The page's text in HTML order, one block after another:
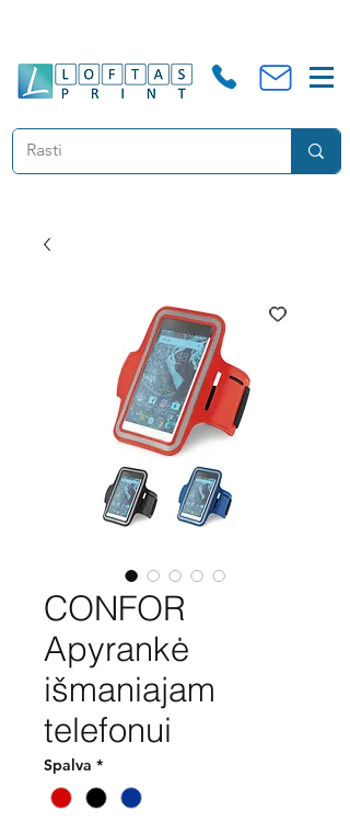
CONFOR
Apyrankė
išmaniajam
telefonui
Spalva *